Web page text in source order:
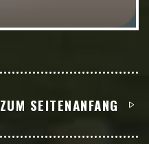
ZUM SEITENANFANG